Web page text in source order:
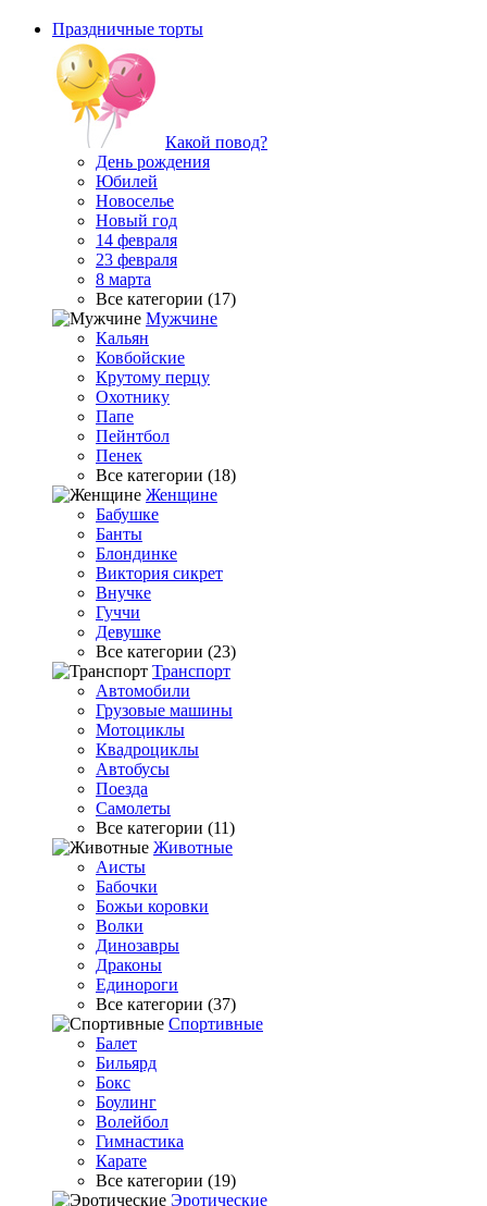
Праздничные торты
Какой повод?
День рождения
Юбилей
Новоселье
Новый год
14 февраля
23 февраля
8 марта
Все категории (17)
Мужчине
Кальян
Ковбойские
Крутому перцу
Охотнику
Папе
Пейнтбол
Пенек
Все категории (18)
Женщине
Бабушке
Банты
Блондинке
Виктория сикрет
Внучке
Гуччи
Девушке
Все категории (23)
Транспорт
Автомобили
Грузовые машины
Мотоциклы
Квадроциклы
Автобусы
Поезда
Самолеты
Все категории (11)
Животные
Аисты
Бабочки
Божьи коровки
Волки
Динозавры
Драконы
Единороги
Все категории (37)
Спортивные
Балет
Бильярд
Бокс
Боулинг
Волейбол
Гимнастика
Карате
Все категории (19)
Эротические